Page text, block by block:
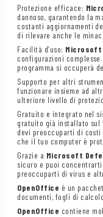
Protezione efficace:
dannoso, garantendo la
costanti aggiornamenti
di rilevare anche le
Facilità d’uso: Microsoft
configurazioni
programma si occuperà
Supporto per altri
funzionare insieme ad
ulteriore livello di
Gratuito e integrato nel
gratuito già installato sul
devi preoccuparti di
che il tuo computer è
Grazie a Microsoft
sicuro e puoi
preoccuparti di virus e
OpenOffice è un
documenti, fogli di
OpenOffice contiene